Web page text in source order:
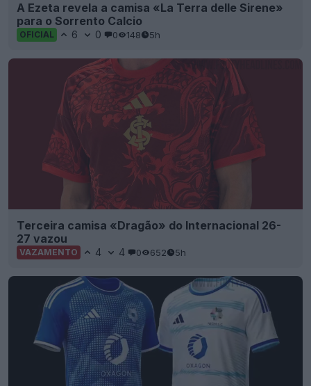
A Ezeta revela a camisa «La Terra delle Sirene»
para o Sorrento Calcio
OFICIAL 6 0 0 148 5h
Terceira camisa «Dragão» do Internacional 26-
27 vazou
VAZAMENTO 4 4 0 652 5h